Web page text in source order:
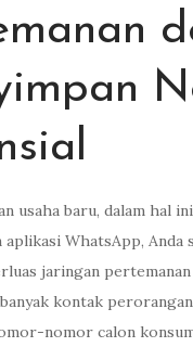
usaha baru, dalam hal
aplikasi WhatsApp, Anda
jaringan
kontak
nomor calon